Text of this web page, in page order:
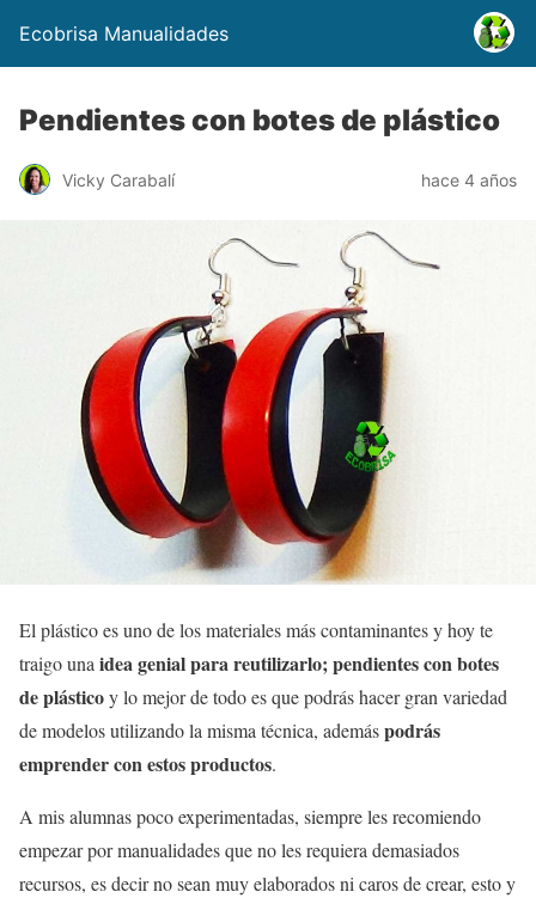
Ecobrisa Manualidades
Pendientes con botes de plástico
Vicky Carabalí hace 4 años
El plástico es uno de los materiales más contaminantes y hoy te
traigo una idea genial para reutilizarlo; pendientes con botes
de plásticoy lo mejor de todo es que podrás hacer gran variedad
de modelos utilizando la misma técnica, ademáspodrás
emprender con estos productos.
A mis alumnas poco experimentadas, siempre les recomiendo
empezar por manualidades que no les requiera demasiados
recursos, es decir no sean muy elaborados ni caros de crear, esto y